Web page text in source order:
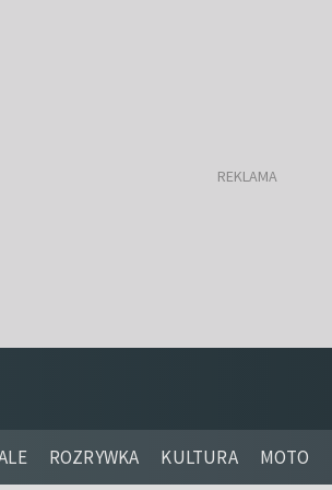
ROZRYWKA KULTURA MOTO